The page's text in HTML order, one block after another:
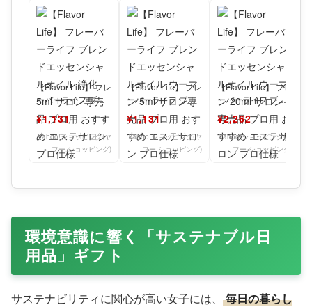
【Flavor Life】 フレ
ーバーライフ ブレ
ンドエッセンシャル
オイル 浄化
¥1,131
Yahoo!ショッピング(ヤ
フー ショッピング)
【Flavor Life】 フレ
ーバーライフ ブレ
ンドエッセンシャル
オイル ウー
¥1,131
Yahoo!ショッピング(ヤ
フー ショッピング)
【Flavor Life】 フレ
ーバーライフ ブレ
ンドエッセンシャル
オイル ウー
¥2,262
Yahoo!ショッピング(ヤ
フー ショッピング)
環境意識に響く「サステナブル日
用品」ギフト
サステナビリティに関心が高い女子には、
毎日の暮らし